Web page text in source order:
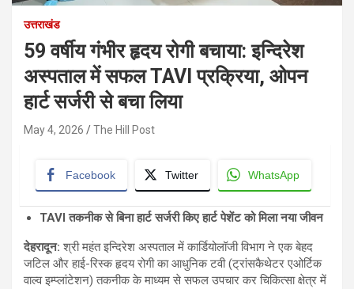
उत्तराखंड
59 वर्षीय गंभीर हृदय रोगी बचाया: इन्दिरेश
अस्पताल में सफल TAVI प्रक्रिया, ओपन
हार्ट सर्जरी से बचा लिया
May 4, 2026 The Hill Post
Facebook Twitter WhatsApp
TAVI तकनीक से बिना हार्ट सर्जरी किए हार्ट पेशेंट को मिला नया जीवन
देहरादून: श्री महंत इन्दिरेश अस्पताल में कार्डियोलॉजी विभाग ने एक बेहद
जटिल और हाई-रिस्क हृदय रोगी का आधुनिक टवी (ट्रांसकैथेटर एओर्टिक
वाल्व इम्प्लांटेशन) तकनीक के माध्यम से सफल उपचार कर चिकित्सा क्षेत्र में